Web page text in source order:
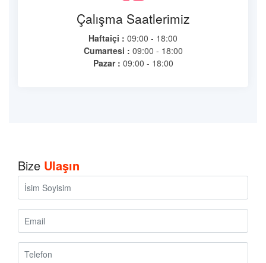
Çalışma Saatlerimiz
Haftaiçi : 09:00 - 18:00
Cumartesi : 09:00 - 18:00
Pazar : 09:00 - 18:00
Bize Ulaşın